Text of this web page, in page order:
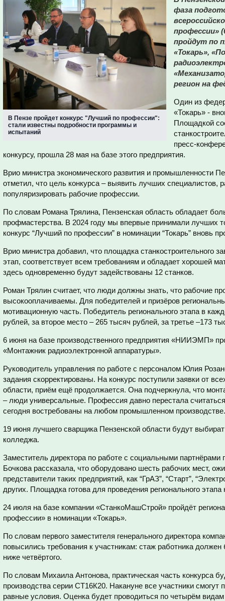
В Пензе пройдет конкурс "Лучший по профессии":
стали известны подробности программы и
испытаний
фаза
профессии»
пройдут по
«Токарь»,
регион на
Один из
«Токарь» -
Площадкой
пресс-
конкурсу, прошла 28 мая на базе этого предприятия.
Врио министра экономического развития и промышленности
отметил, что цель конкурса – выявить лучших специалистов,
популяризировать рабочие профессии.
По словам Романа Трялина, Пензенская область обладает
профмастерства. В 2024 году мы впервые принимали лучших
конкурс “Лучший по профессии” в номинации “Токарь” вновь
Врио министра добавил, что площадка станкостроительного
этап, соответствует всем требованиям и обладает хорошей
здесь одновременно будут задействованы 12 станков.
Роман Трялин считает, что люди должны знать, что рабочие
высокооплачиваемы. Для победителей и призёров
мотивационную часть. Победитель регионального этапа в
рублей, за второе место – 265 тысяч рублей, за третье –173
6 июня на базе производственного предприятия «НИИЭМП»
«Монтажник радиоэлектронной аппаратуры».
Руководитель управления по работе с персоналом Юлия
задания скорректированы. На конкурс поступили заявки от
области, приём ещё продолжается. Она подчеркнула, что
– люди универсальные. Профессия давно перестала
сегодня востребованы на любом промышленном производстве.
19 июня лучшего сварщика Пензенской области будут
колледжа.
Заместитель директора по работе с социальными партнёрами
Бочкова рассказала, что оборудовано шесть рабочих мест,
представители таких предприятий, как “ГрАЗ”, “Старт”,
других. Площадка готова для проведения регионального этапа
24 июля на базе компании «СтанкоМашСтрой» пройдёт
профессии» в номинации «Токарь».
По словам первого заместителя генерального директора
повысились требования к участникам: стаж работника
ниже четвёртого.
По словам Михаила Антонова, практическая часть конкурса
производства серии СТ16К20. Накануне все участники
равные условия. Оценка будет проводиться по четырём